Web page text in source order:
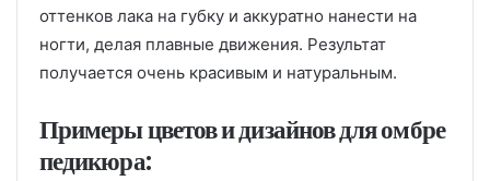
оттенков лака на губку и аккуратно нанести на
ногти, делая плавные движения. Результат
получается очень красивым и натуральным.
Примеры цветов и дизайнов для омбре
педикюра: